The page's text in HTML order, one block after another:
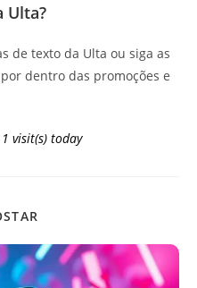
Ulta?
de texto da Ulta ou siga as
dentro das promoções e
visit(s) today